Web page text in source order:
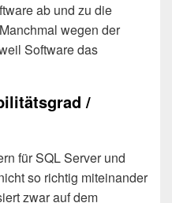
ab und zu die
wegen der
Software das
/
für SQL Server und
so richtig miteinander
zwar auf dem